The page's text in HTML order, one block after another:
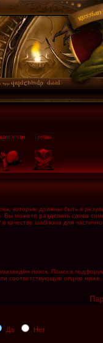
которые должны быть в
Вы можете разделить слова
в качестве шаблона для
поиск. Поиск в
соответствующую опцию ниже.
Да Нет